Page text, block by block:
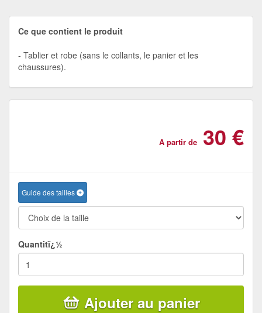
Ce que contient le produit
Tablier et robe (sans le collants, le panier et les
chaussures).
A partir de 30 €
Guide des tailles
Quantitï¿½
Ajouter au panier